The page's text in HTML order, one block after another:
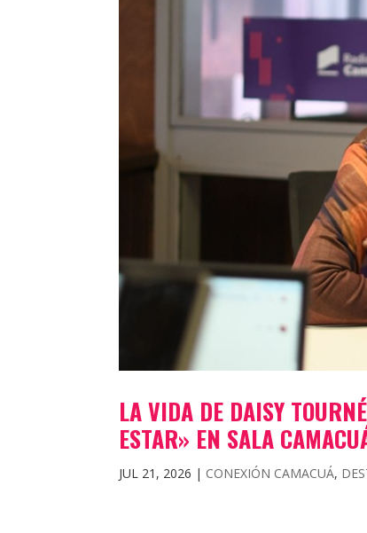
LA VIDA DE DAISY
ESTAR» EN SALA
JUL 21, 2026 | CONEXIÓN CAMACUÁ,